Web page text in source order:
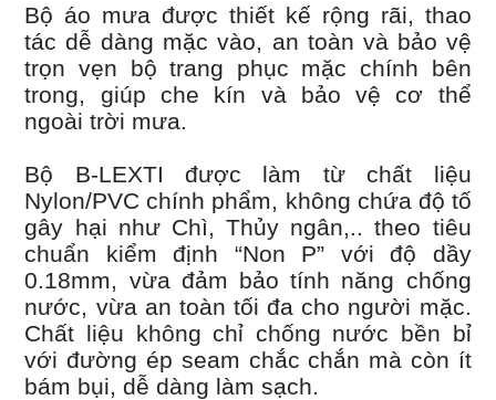
Bộ áo mưa được thiết kế rộng rãi, thao
tác dễ dàng mặc vào, an toàn và bảo vệ
trọn vẹn bộ trang phục mặc chính bên
trong, giúp che kín và bảo vệ cơ thể
ngoài trời mưa.
Bộ B-LEXTI được làm từ chất liệu
Nylon/PVC chính phẩm, không chứa độ tố
gây hại như Chì, Thủy ngân,.. theo tiêu
chuẩn kiểm định “Non P” với độ dầy
0.18mm, vừa đảm bảo tính năng chống
nước, vừa an toàn tối đa cho người mặc.
Chất liệu không chỉ chống nước bền bỉ
với đường ép seam chắc chắn mà còn ít
bám bụi, dễ dàng làm sạch.